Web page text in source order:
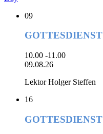
09
GOTTESDIENST
10.00 -11.00
09.08.26
Lektor Holger Steffen
16
GOTTESDIENST